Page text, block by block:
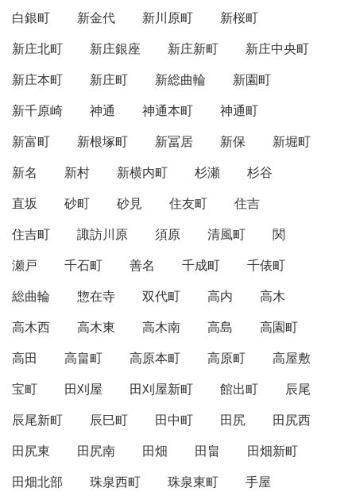
白銀町
新金代 新川原町
新桜町
新庄北町
新庄銀座 新庄新町
新庄中央町
新庄本町
新庄町 新総曲輪
新園町
新千原崎
神通 神通本町
神通町
新富町
新根塚町 新冨居 新保
新堀町
新名
新村 新横内町 杉瀬
杉谷
直坂
砂町 砂見 住友町
住吉
住吉町
諏訪川原 須原 清風町
関
瀬戸
千石町 善名 千成町
千俵町
総曲輪
惣在寺 双代町 高内
高木
高木西
高木東 高木南 高島
高園町
高田
高畠町 高原本町 高原町
高屋敷
宝町
田刈屋 田刈屋新町 館出町
辰尾
辰尾新町
辰巳町 田中町 田尻
田尻西
田尻東
田尻南 田畑 田畠
田畑新町
田畑北部
珠泉西町 珠泉東町
手屋